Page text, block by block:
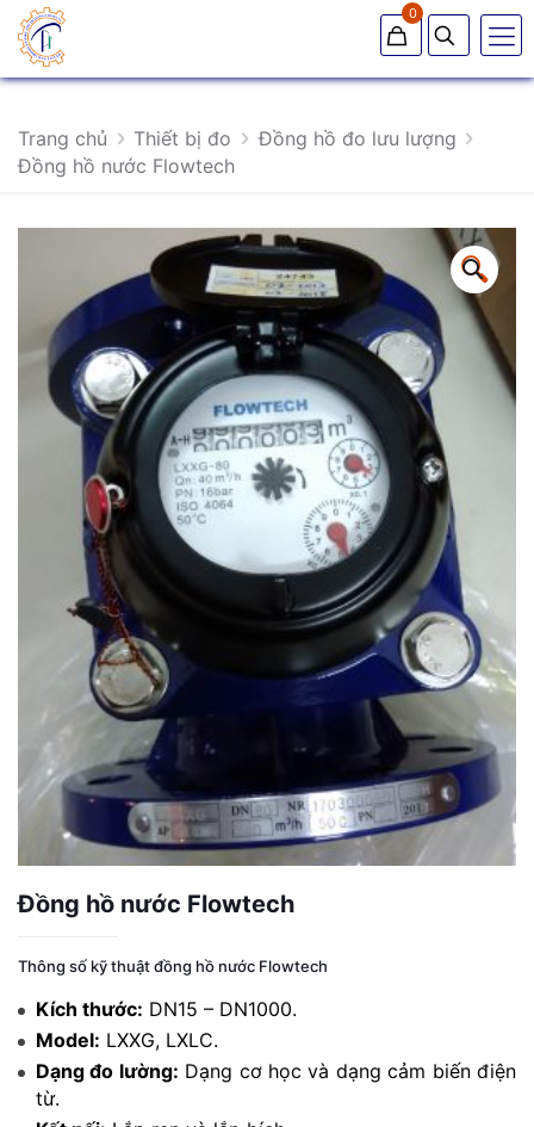
0
Trang chủ Thiết bị đo
Đồng hồ đo lưu lượng
Đồng hồ nước Flowtech
🔍
Đồng hồ nước Flowtech
Thông số kỹ thuật đồng hồ nước Flowtech
Kích thước: DN15 – DN1000.
Model: LXXG, LXLC.
Dạng đo lường: Dạng cơ học và dạng cảm biến điện
từ.